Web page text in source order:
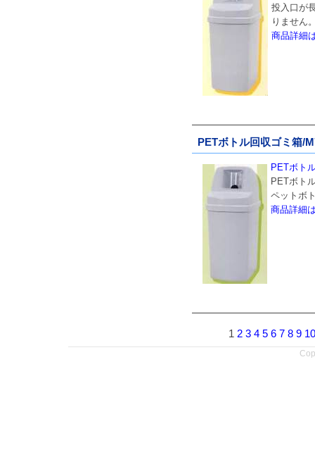
投入口が
りません
商品詳細
PETボトル回収ゴミ箱/
PETボト
PETボト
ペットボ
商品詳細
1 2 3 4 5 6 7 8 9 10